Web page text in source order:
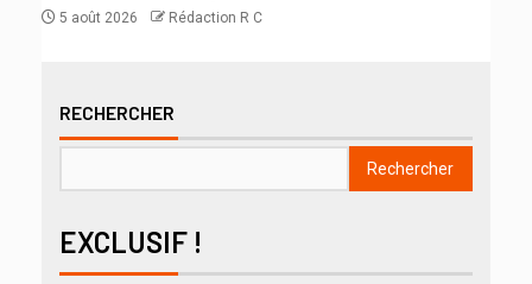
5 août 2026 Rédaction R C
RECHERCHER
Rechercher
EXCLUSIF !